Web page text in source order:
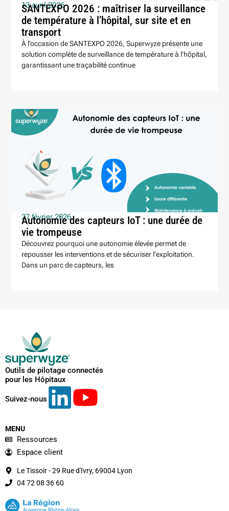
13 avril 2026
SANTEXPO 2026 : maîtriser la surveillance
de température à l’hôpital, sur site et en
transport
À l’occasion de SANTEXPO 2026, Superwyze présente une
solution complète de surveillance de température à l’hôpital,
garantissant une traçabilité continue
27 février 2026
Autonomie des capteurs IoT : une durée de
vie trompeuse
Découvrez pourquoi une autonomie élevée permet de
repousser les interventions et de sécuriser l’exploitation.
Dans un parc de capteurs, les
Outils de pilotage connectés
pour les Hôpitaux
Suivez-nous
MENU
Ressources
Espace client
Le Tissoir - 29 Rue d'Ivry, 69004 Lyon
04 72 08 36 60